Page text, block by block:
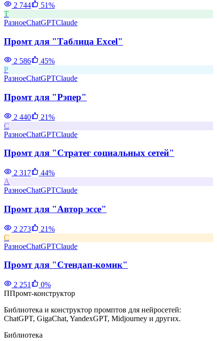
2 744 51%
Т
РазноеChatGPTClaude
Промт для "Таблица Excel"
2 586 45%
Р
РазноеChatGPTClaude
Промт для "Рэпер"
2 440 21%
С
РазноеChatGPTClaude
Промт для "Стратег социальных сетей"
2 317 44%
А
РазноеChatGPTClaude
Промт для "Автор эссе"
2 273 21%
С
РазноеChatGPTClaude
Промт для "Стендап-комик"
2 251 0%
ППромт-конструктор
Библиотека и конструктор промптов для нейросетей:
ChatGPT, GigaChat, YandexGPT, Midjourney и других.
Библиотека